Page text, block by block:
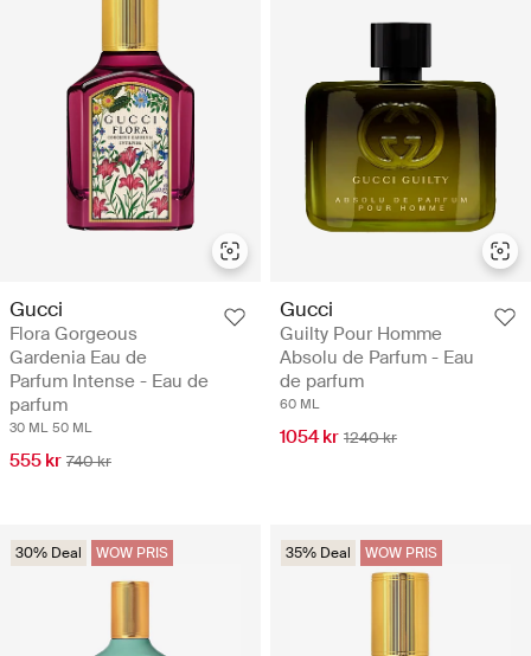
Gucci
Flora Gorgeous
Gardenia Eau de
Parfum Intense - Eau de
parfum
30 ML 50 ML
555 kr 740 kr
Gucci
Guilty Pour Homme
Absolu de Parfum - Eau
de parfum
60 ML
1054 kr 1240 kr
30% Deal WOW PRIS 35% Deal WOW PRIS